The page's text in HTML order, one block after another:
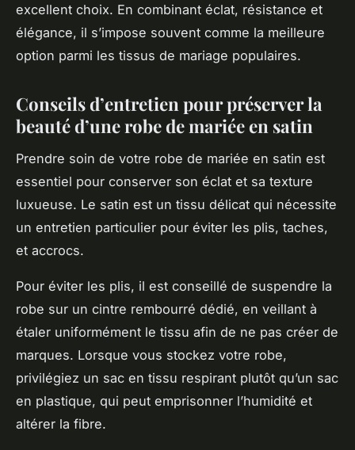
excellent choix. En combinant éclat, résistance et
élégance, il s’impose souvent comme la meilleure
option parmi les tissus de mariage populaires.
Conseils d’entretien pour préserver la
beauté d’une robe de mariée en satin
Prendre soin de votre robe de mariée en satin est
essentiel pour conserver son éclat et sa texture
luxueuse. Le satin est un tissu délicat qui nécessite
un entretien particulier pour éviter les plis, taches,
et accrocs.
Pour éviter les plis, il est conseillé de suspendre la
robe sur un cintre rembourré dédié, en veillant à
étaler uniformément le tissu afin de ne pas créer de
marques. Lorsque vous stockez votre robe,
privilégiez un sac en tissu respirant plutôt qu’un sac
en plastique, qui peut emprisonner l’humidité et
altérer la fibre.